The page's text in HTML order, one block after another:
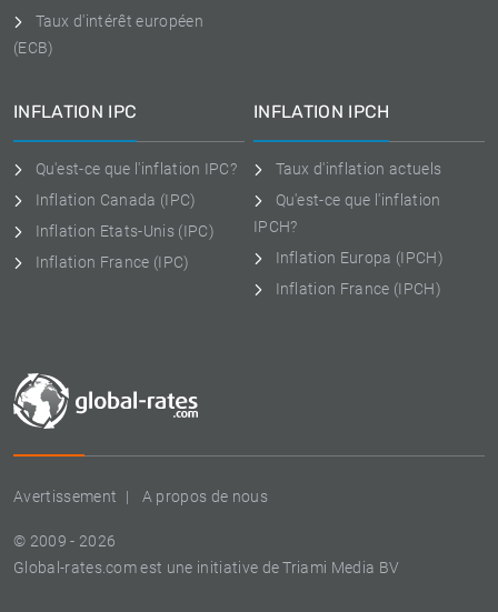
Avertissement A propos de nous
© 2009 - 2026
Global-rates.com est une initiative de Triami Media BV
Taux d'intérêt européen
(ECB)
INFLATION IPC
Qu'est-ce que l'inflation IPC?
Inflation Canada (IPC)
Inflation Etats-Unis (IPC)
Inflation France (IPC)
INFLATION IPCH
Taux d'inflation actuels
Qu'est-ce que l'inflation
IPCH?
Inflation Europa (IPCH)
Inflation France (IPCH)